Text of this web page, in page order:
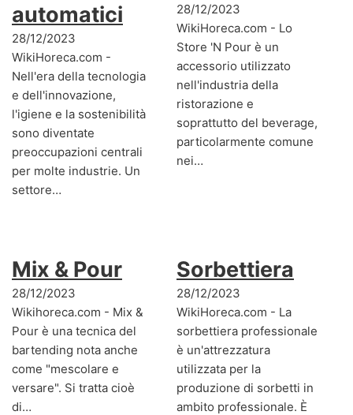
automatici
28/12/2023
WikiHoreca.com -
Nell'era della tecnologia
e dell'innovazione,
l'igiene e la sostenibilità
sono diventate
preoccupazioni centrali
per molte industrie. Un
settore…
28/12/2023
WikiHoreca.com - Lo
Store 'N Pour è un
accessorio utilizzato
nell'industria della
ristorazione e
soprattutto del beverage,
particolarmente comune
nei…
Mix & Pour
28/12/2023
Wikihoreca.com - Mix &
Pour è una tecnica del
bartending nota anche
come "mescolare e
versare". Si tratta cioè
di…
Sorbettiera
28/12/2023
WikiHoreca.com - La
sorbettiera professionale
è un'attrezzatura
utilizzata per la
produzione di sorbetti in
ambito professionale. È